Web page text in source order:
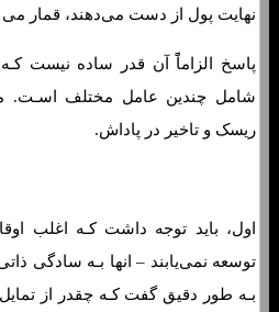
نهایت پول از دست می‌دهند، قمار می
پاسخ الزاماًً آن قدر ساده نیست
شامل چندین عامل مختلف اسـت.
ریسک و تاخیر در پاداش.
اول، باید توجه داشت کـه اغلب
توسعه نمی‌یابند – انها بـه سادگی
بـه طور دقیق گفت کـه چقدر از تمایل